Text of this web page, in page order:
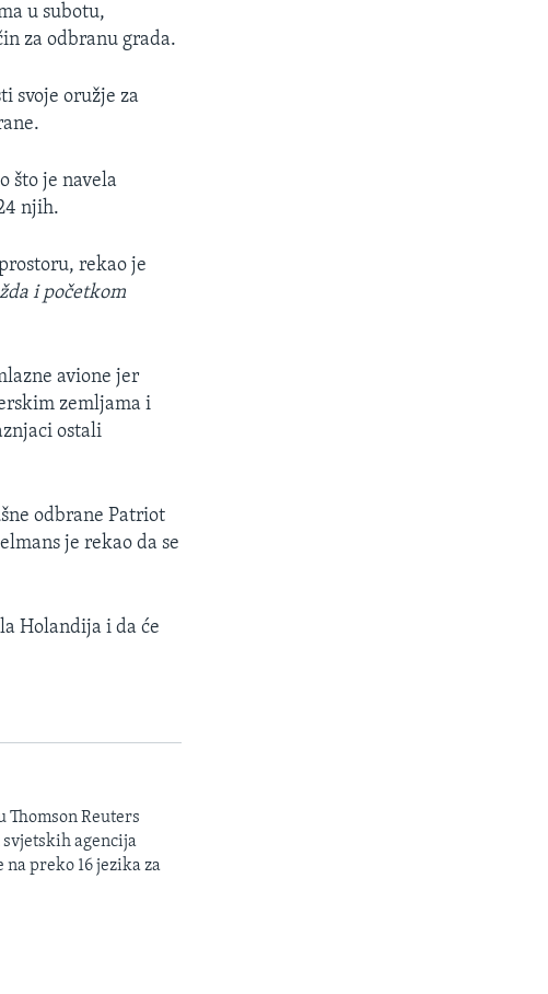
u subotu,
za odbranu grada.
svoje oružje za
što je navela
njih.
rekao je
i početkom
avione jer
zemljama i
ostali
odbrane Patriot
je rekao da se
Holandija i da će
Thomson Reuters
svjetskih agencija
preko 16 jezika za